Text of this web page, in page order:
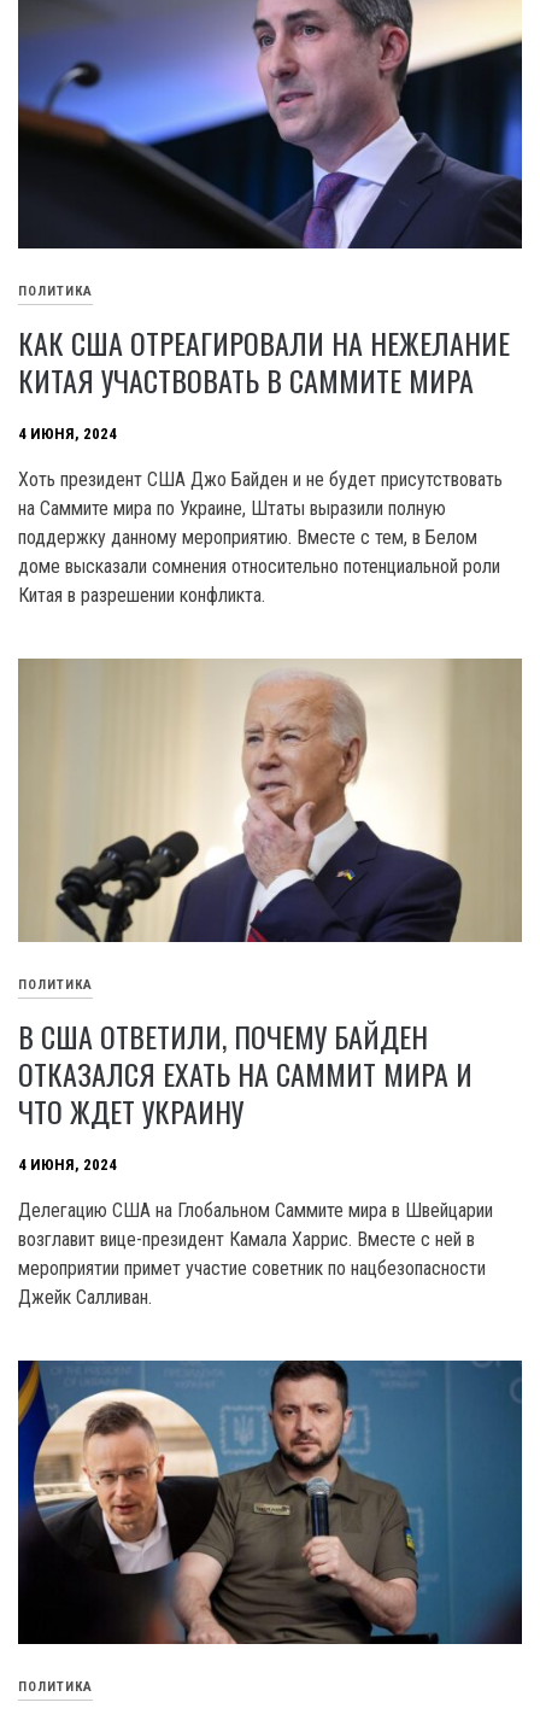
ПОЛИТИКА
КАК США ОТРЕАГИРОВАЛИ НА НЕЖЕЛАНИЕ
КИТАЯ УЧАСТВОВАТЬ В САММИТЕ МИРА
4 ИЮНЯ, 2024
Хоть президент США Джо Байден и не будет присутствовать
на Саммите мира по Украине, Штаты выразили полную
поддержку данному мероприятию. Вместе с тем, в Белом
доме высказали сомнения относительно потенциальной роли
Китая в разрешении конфликта.
ПОЛИТИКА
В США ОТВЕТИЛИ, ПОЧЕМУ БАЙДЕН
ОТКАЗАЛСЯ ЕХАТЬ НА САММИТ МИРА И
ЧТО ЖДЕТ УКРАИНУ
4 ИЮНЯ, 2024
Делегацию США на Глобальном Саммите мира в Швейцарии
возглавит вице-президент Камала Харрис. Вместе с ней в
мероприятии примет участие советник по нацбезопасности
Джейк Салливан.
ПОЛИТИКА